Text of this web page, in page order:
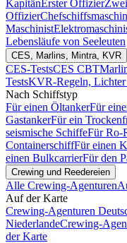
KapitänErster Offizier
Offizier
Maschinist
Lebensläufe von Seeleuten
CES, Marlins, Mintra, KVR
CES-TestsCES CBT
TestsKVR-Regeln, Lichter
Nach Schiffstyp
Für einen ÖltankerFür
GastankerFür ein
seismische SchiffeFür Ro-
ContainerschiffFür einen
einen BulkcarrierFür den
Crewing und Reedereien
Alle Crewing-Agenturen
Auf der Karte
Crewing-Agenturen
NiederlandeCrewing-
der Karte